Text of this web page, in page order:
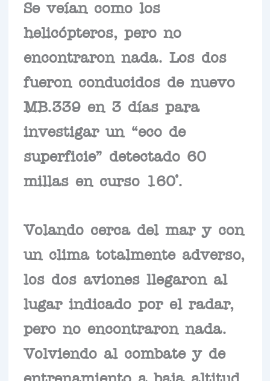
Se veían como los
helicópteros, pero no
encontraron nada. Los dos
fueron conducidos de nuevo
MB.339 en 3 días para
investigar un “eco de
superficie” detectado 60
millas en curso 160°.
Volando cerca del mar y con
un clima totalmente adverso,
los dos aviones llegaron al
lugar indicado por el radar,
pero no encontraron nada.
Volviendo al combate y de
entrenamiento a baja altitud,